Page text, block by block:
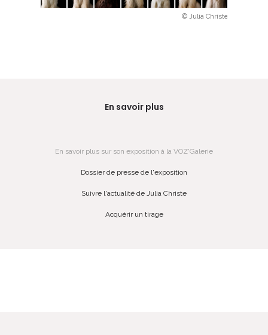
© Julia Christe
En savoir plus
En savoir plus sur son exposition à la VOZ'Galerie
Dossier de presse de l'exposition
Suivre l'actualité de Julia Christe
Acquérir un tirage